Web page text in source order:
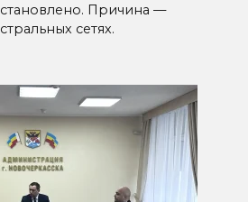
Причина —
сетях.